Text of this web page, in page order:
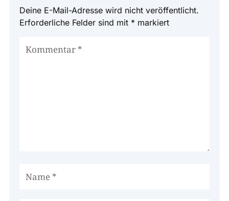
Deine E-Mail-Adresse wird nicht veröffentlicht.
Erforderliche Felder sind mit * markiert